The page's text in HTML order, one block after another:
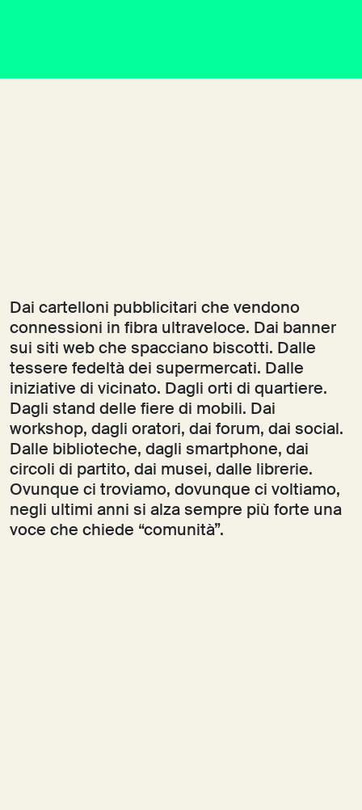
Dai cartelloni pubblicitari che vendono
connessioni in fibra ultraveloce. Dai banner
sui siti web che spacciano biscotti. Dalle
tessere fedeltà dei supermercati. Dalle
iniziative di vicinato. Dagli orti di quartiere.
Dagli stand delle fiere di mobili. Dai
workshop, dagli oratori, dai forum, dai social.
Dalle biblioteche, dagli smartphone, dai
circoli di partito, dai musei, dalle librerie.
Ovunque ci troviamo, dovunque ci voltiamo,
negli ultimi anni si alza sempre più forte una
voce che chiede “comunità”.